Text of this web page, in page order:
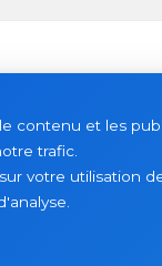
contenu et les
trafic.
votre utilisation